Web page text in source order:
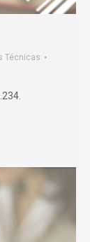
Técnicas